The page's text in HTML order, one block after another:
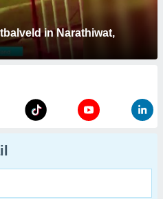
in Narathiwat,